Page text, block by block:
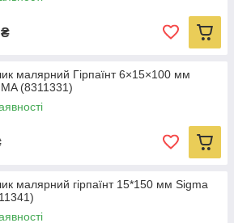
₴
малярний Гірпаїнт 6×15×100 мм
(8311331)
малярний гірпаїнт 15*150 мм Sigma